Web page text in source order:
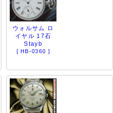
ウォルサム ロ
イヤル 17石
Stayb
[ HB-0360 ]